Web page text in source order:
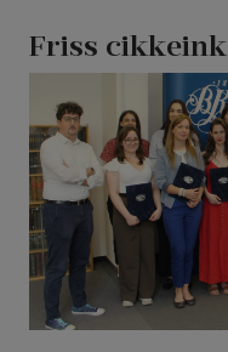
Friss cikkeink